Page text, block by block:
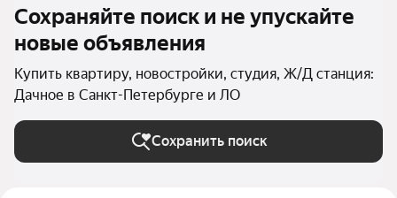
Сохраняйте поиск и не упускайте
новые объявления
Купить квартиру, новостройки, студия, Ж/Д станция:
Дачное в Санкт-Петербурге и ЛО
Сохранить поиск